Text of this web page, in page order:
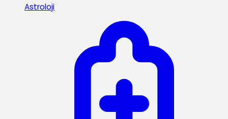
Astroloji